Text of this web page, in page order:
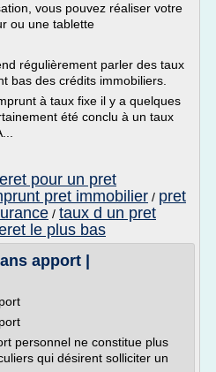
vous pouvez réaliser votre
ou une tablette
régulièrement parler des taux
bas des crédits immobiliers.
à taux fixe il y a quelques
été conclu à un taux
pour un pret
pret immobilier / pret
/ taux d un pret
le plus bas
apport |
personnel ne constitue plus
qui désirent solliciter un